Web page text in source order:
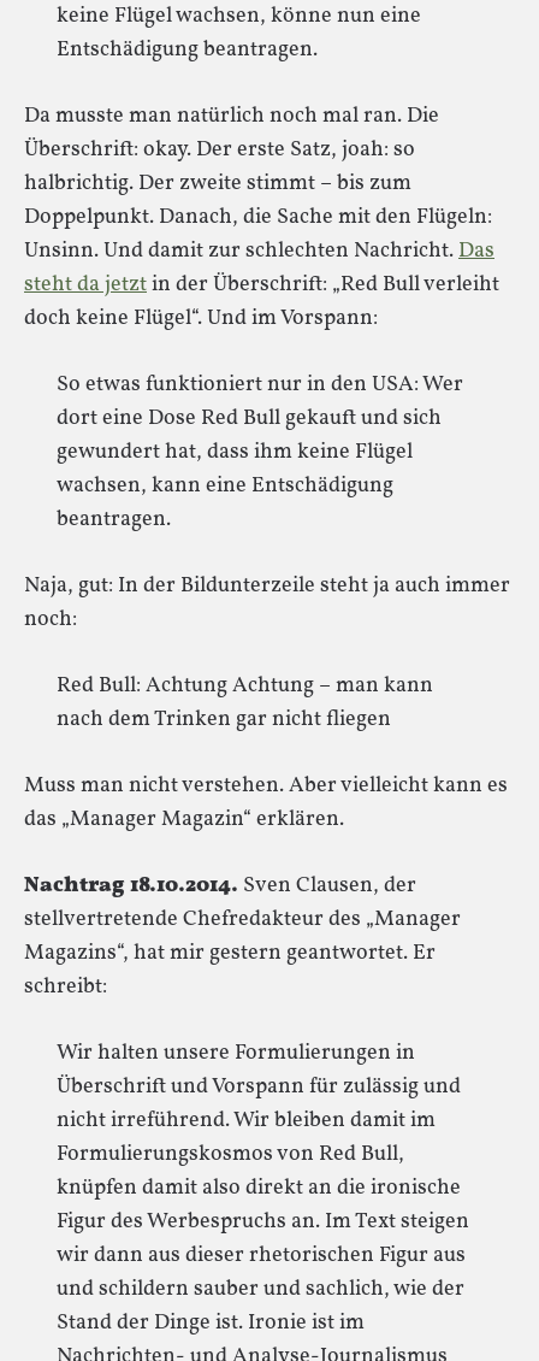
keine Flügel wachsen, könne nun eine
Entschädigung beantragen.
Da musste man natürlich noch mal ran. Die
Überschrift: okay. Der erste Satz, joah: so
halbrichtig. Der zweite stimmt – bis zum
Doppelpunkt. Danach, die Sache mit den Flügeln:
Unsinn. Und damit zur schlechten Nachricht.Das
steht da jetztin der Überschrift: „Red Bull verleiht
doch keine Flügel“. Und im Vorspann:
So etwas funktioniert nur in den USA: Wer
dort eine Dose Red Bull gekauft und sich
gewundert hat, dass ihm keine Flügel
wachsen, kann eine Entschädigung
beantragen.
Naja, gut: In der Bildunterzeile steht ja auch immer
noch:
Red Bull: Achtung Achtung – man kann
nach dem Trinken gar nicht fliegen
Muss man nicht verstehen. Aber vielleicht kann es
das „Manager Magazin“ erklären.
Nachtrag 18.10.2014. Sven Clausen, der
stellvertretende Chefredakteur des „Manager
Magazins“, hat mir gestern geantwortet. Er
schreibt:
Wir halten unsere Formulierungen in
Überschrift und Vorspann für zulässig und
nicht irreführend. Wir bleiben damit im
Formulierungskosmos von Red Bull,
knüpfen damit also direkt an die ironische
Figur des Werbespruchs an. Im Text steigen
wir dann aus dieser rhetorischen Figur aus
und schildern sauber und sachlich, wie der
Stand der Dinge ist. Ironie ist im